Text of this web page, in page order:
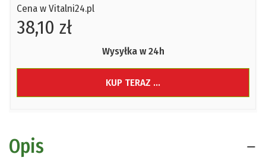
Cena w Vitalni24.pl
38,10 zł
Wysyłka w 24h
KUP TERAZ ...
Opis